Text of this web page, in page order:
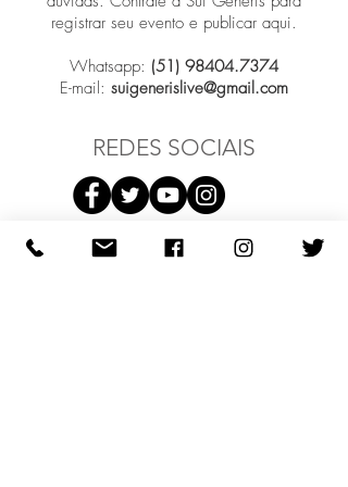
registrar seu evento e publicar aqui.
Whatsapp: (51) 98404.7374
E-mail: suigenerislive@gmail.com
REDES SOCIAIS